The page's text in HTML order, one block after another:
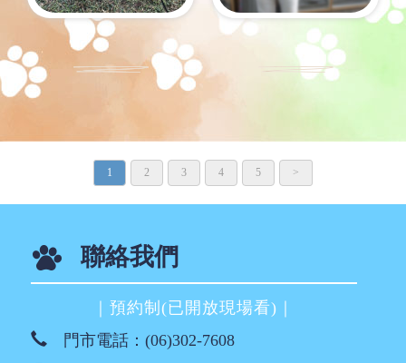
1 2 3 4 5 >
聯絡我們
｜預約制(已開放現場看)｜
門市電話： (06)302-7608